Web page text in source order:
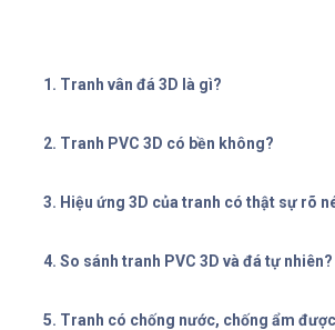
1. Tranh vân đá 3D là gì?
2. Tranh PVC 3D có bền không?
3. Hiệu ứng 3D của tranh có thật sự rõ
4. So sánh tranh PVC 3D và đá tự nhiên?
5. Tranh có chống nước, chống ẩm